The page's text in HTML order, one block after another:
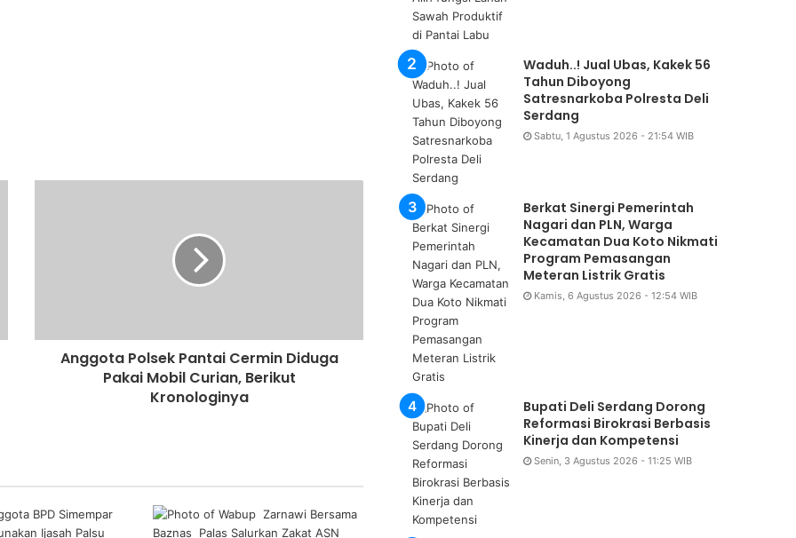
Anggota Polsek Pantai Cermin Diduga
Pakai Mobil Curian, Berikut
Kronologinya
Waduh..! Jual Ubas, Kakek 56
Tahun Diboyong
Satresnarkoba Polresta Deli
Serdang
Sabtu, 1 Agustus 2026 - 21:54 WIB
Berkat Sinergi Pemerintah
Nagari dan PLN, Warga
Kecamatan Dua Koto Nikmati
Program Pemasangan
Meteran Listrik Gratis
Kamis, 6 Agustus 2026 - 12:54 WIB
Bupati Deli Serdang Dorong
Reformasi Birokrasi Berbasis
Kinerja dan Kompetensi
Senin, 3 Agustus 2026 - 11:25 WIB